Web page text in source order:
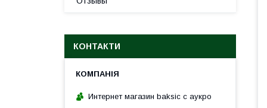
КОНТАКТИ
Интернет магазин baksic с аукро